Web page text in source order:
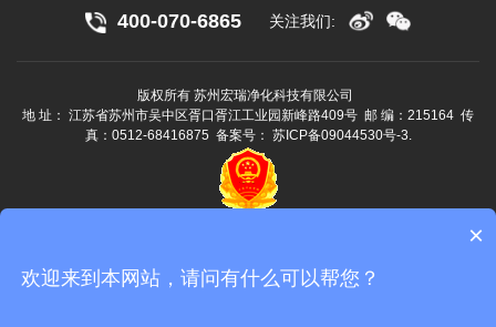
400-070-6865 关注我们:
版权所有 苏州宏瑞净化科技有限公司
地 址： 江苏省苏州市吴中区胥口胥江工业园新峰路409号 邮 编：215164 传
真：0512-68416875 备案号： 苏ICP备09044530号-3.
技术支持：互众网络 苏州网站建设
×
欢迎来到本网站，请问有什么可以帮您？